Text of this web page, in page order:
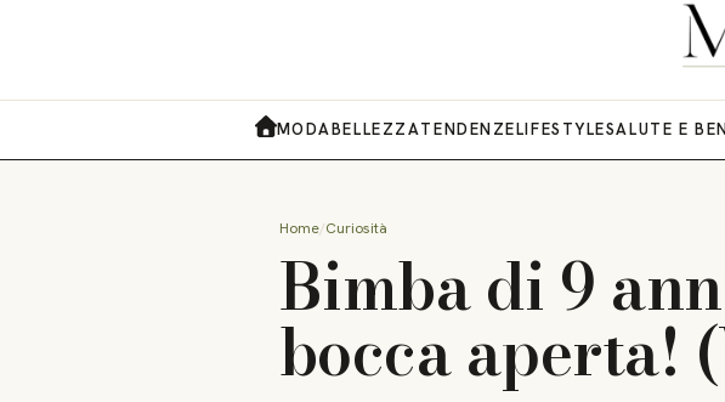
MODABELLEZZATENDENZELIFESTYLESALUTE E
Home Curiosità
Bimba di 9
bocca aperta!